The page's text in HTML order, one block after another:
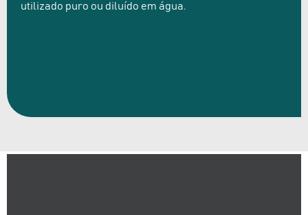
utilizado puro ou diluído em água.